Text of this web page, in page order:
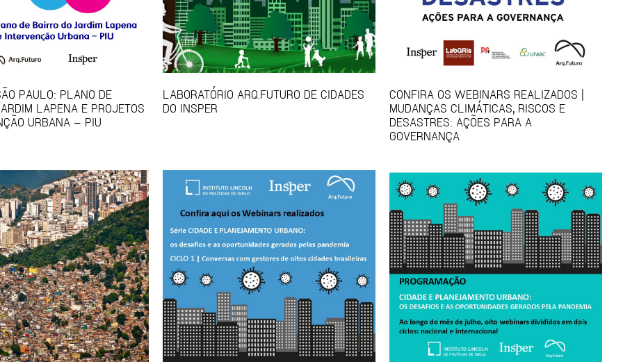
PAULO: PLANO DE
LAPENA E PROJETOS
URBANA – PIU
LABORATÓRIO ARQ.FUTURO DE CIDADES
DO INSPER
CONFIRA OS WEBINARS REALIZADOS |
MUDANÇAS CLIMÁTICAS, RISCOS E
DESASTRES: AÇÕES PARA A
GOVERNANÇA